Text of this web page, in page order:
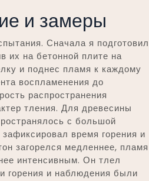
и замеры
Сначала я подготовил
их на бетонной плите на
и поднес пламя к каждому
воспламенения до
распространения
тления. Для древесины
с большой
время горения и
загорелся медленнее, пламя
интенсивным. Он тлел
горения и наблюдения были